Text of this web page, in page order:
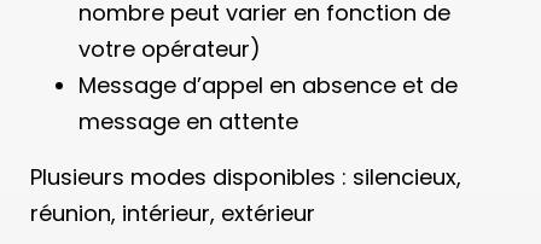
nombre peut varier en fonction de
votre opérateur)
Message d’appel en absence et de
message en attente
Plusieurs modes disponibles : silencieux,
réunion, intérieur, extérieur